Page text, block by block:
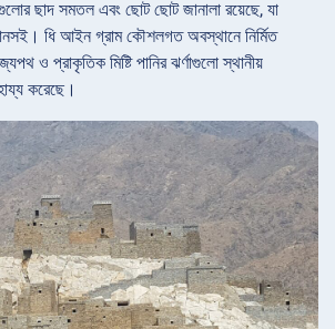
ছাদ সমতল এবং ছোট ছোট জানালা রয়েছে, যা
ধি আইন গ্রাম কৌশলগত অবস্থানে নির্মিত
ও প্রাকৃতিক মিষ্টি পানির ঝর্ণাগুলো স্থানীয়
করেছে।